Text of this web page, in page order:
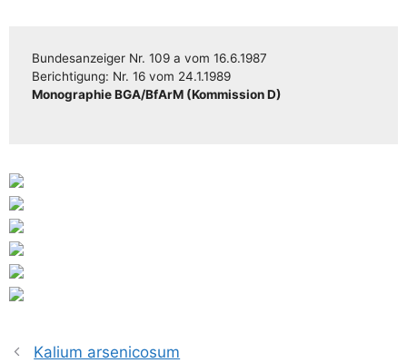
Bun­des­an­zei­ger Nr. 109 a vom 16.6.1987
Berich­ti­gung: Nr. 16 vom 24.1.1989
Mono­gra­phie BGA/​​BfArM (Kom­mis­si­on D)
Kalium arsenicosum